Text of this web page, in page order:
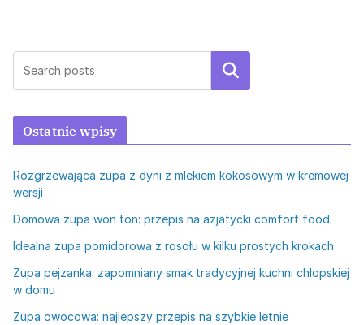
Szukaj
Ostatnie wpisy
Rozgrzewająca zupa z dyni z mlekiem kokosowym w kremowej
wersji
Domowa zupa won ton: przepis na azjatycki comfort food
Idealna zupa pomidorowa z rosołu w kilku prostych krokach
Zupa pejzanka: zapomniany smak tradycyjnej kuchni chłopskiej
w domu
Zupa owocowa: najlepszy przepis na szybkie letnie